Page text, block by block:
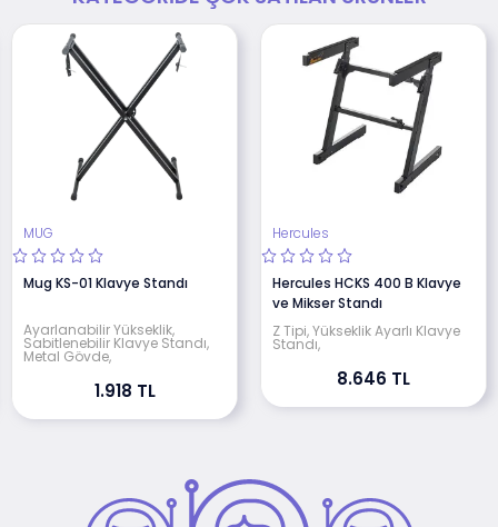
MUG
Mug KS-01 Klavye Standı
Ayarlanabilir Yükseklik,
Sabitlenebilir Klavye Standı,
Metal Gövde,
1.918 TL
Hercules
Hercules HCKS 400 B Klavye
ve Mikser Standı
Z Tipi, Yükseklik Ayarlı Klavye
Standı,
8.646 TL